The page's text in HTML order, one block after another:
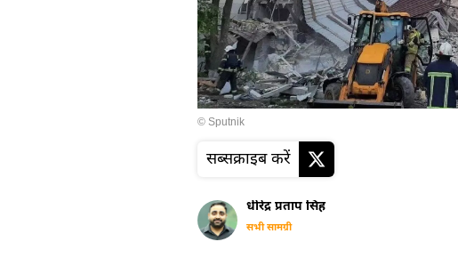
© Sputnik
सब्सक्राइब करें
धीरेंद्र प्रताप सिंह
सभी सामग्री